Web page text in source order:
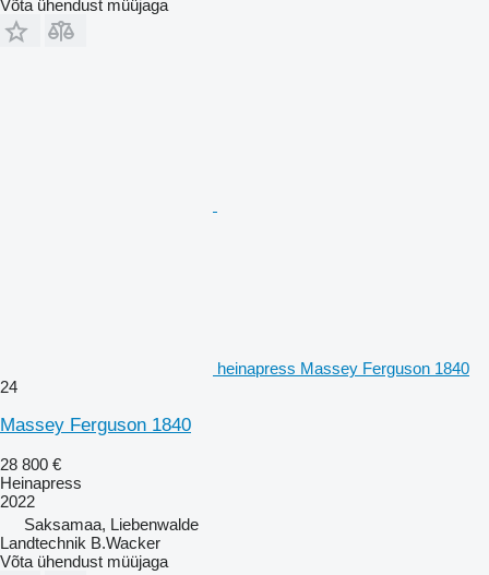
Võta ühendust müüjaga
heinapress Massey Ferguson 1840
24
Massey Ferguson 1840
28 800 €
Heinapress
2022
Saksamaa, Liebenwalde
Landtechnik B.Wacker
Võta ühendust müüjaga